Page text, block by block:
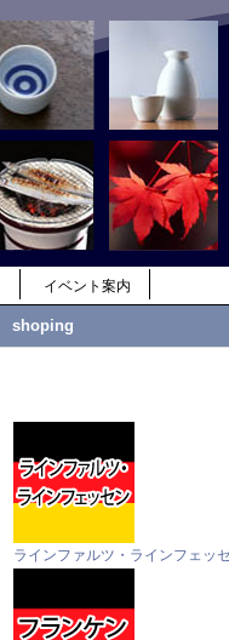
イベント案内
shoping
ラインファルツ・ラインフェッ